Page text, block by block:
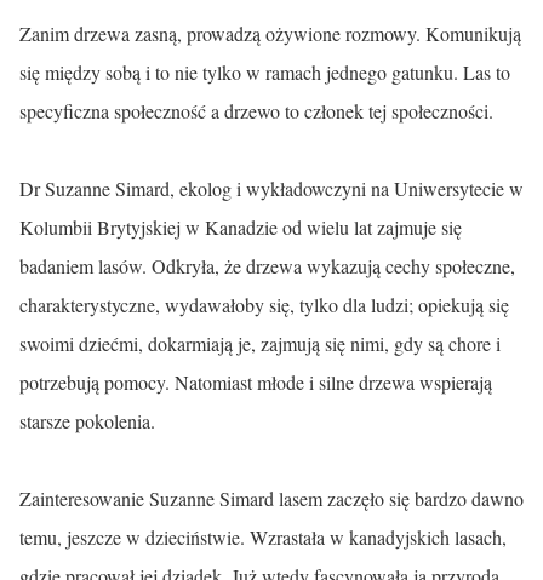
Zanim drzewa zasną, prowadzą ożywione rozmowy. Komunikują
się między sobą i to nie tylko w ramach jednego gatunku. Las to
specyficzna społeczność a drzewo to członek tej społeczności.
Dr Suzanne Simard, ekolog i wykładowczyni na Uniwersytecie w
Kolumbii Brytyjskiej w Kanadzie od wielu lat zajmuje się
badaniem lasów. Odkryła, że drzewa wykazują cechy społeczne,
charakterystyczne, wydawałoby się, tylko dla ludzi; opiekują się
swoimi dziećmi, dokarmiają je, zajmują się nimi, gdy są chore i
potrzebują pomocy. Natomiast młode i silne drzewa wspierają
starsze pokolenia.
Zainteresowanie Suzanne Simard lasem zaczęło się bardzo dawno
temu, jeszcze w dzieciństwie. Wzrastała w kanadyjskich lasach,